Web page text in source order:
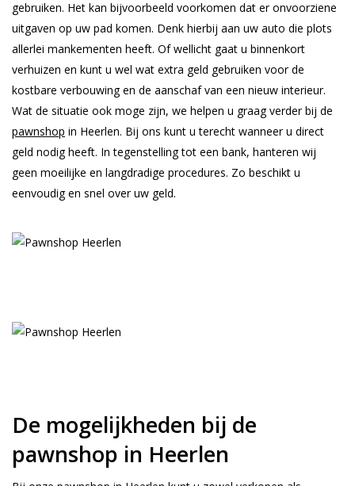
gebruiken. Het kan bijvoorbeeld voorkomen dat er onvoorziene
uitgaven op uw pad komen. Denk hierbij aan uw auto die plots
allerlei mankementen heeft. Of wellicht gaat u binnenkort
verhuizen en kunt u wel wat extra geld gebruiken voor de
kostbare verbouwing en de aanschaf van een nieuw interieur.
Wat de situatie ook moge zijn, we helpen u graag verder bij de
pawnshop in Heerlen. Bij ons kunt u terecht wanneer u direct
geld nodig heeft. In tegenstelling tot een bank, hanteren wij
geen moeilijke en langdradige procedures. Zo beschikt u
eenvoudig en snel over uw geld.
De mogelijkheden bij de
pawnshop in Heerlen